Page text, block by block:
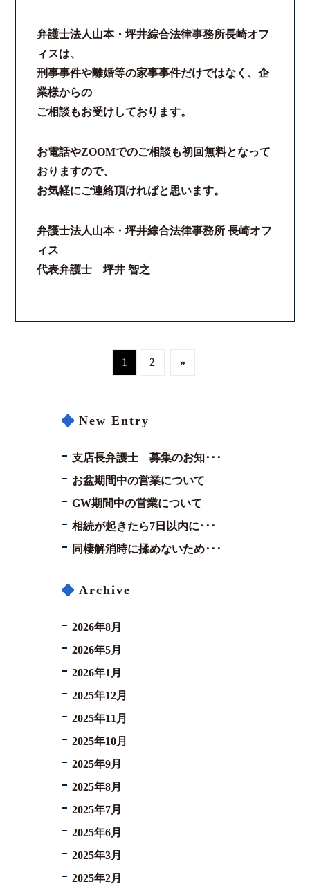
弁護士法人山本・坪井綜合法律事務所長崎オフ
ィスは、
刑事事件や離婚等の家事事件だけではなく、企
業様からの
ご相談もお受けしております。
お電話やZOOMでのご相談も初回無料となって
おりますので、
お気軽にご連絡頂ければと思います。
弁護士法人山本・坪井綜合法律事務所 長崎オフ
ィス
代表弁護士 坪井 智之
1 2 »
New Entry
支店長弁護士 募集のお知･･･
お盆期間中の営業について
GW期間中の営業について
相続が起きたら7日以内に･･･
同棲解消時に揉めないため･･･
Archive
2026年8月
2026年5月
2026年1月
2025年12月
2025年11月
2025年10月
2025年9月
2025年8月
2025年7月
2025年6月
2025年3月
2025年2月